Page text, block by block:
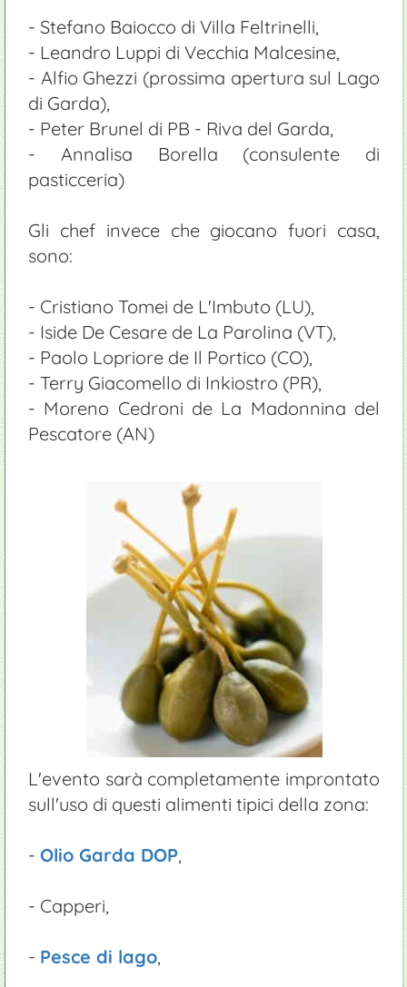
- Stefano Baiocco di Villa Feltrinelli,
- Leandro Luppi di Vecchia Malcesine,
- Alfio Ghezzi (prossima apertura sul Lago
di Garda),
- Peter Brunel di PB - Riva del Garda,
- Annalisa Borella (consulente di
pasticceria)
Gli chef invece che giocano fuori casa,
sono:
- Cristiano Tomei de L'Imbuto (LU),
- Iside De Cesare de La Parolina (VT),
- Paolo Lopriore de Il Portico (CO),
- Terry Giacomello di Inkiostro (PR),
- Moreno Cedroni de La Madonnina del
Pescatore (AN)
L'evento sarà completamente improntato
sull'uso di questi alimenti tipici della zona:
- Olio Garda DOP,
- Capperi,
- Pesce di lago,